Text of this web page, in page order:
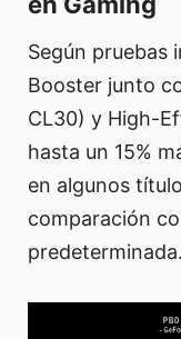
Según pruebas
Booster junto
CL30) y High-
hasta un 15%
en algunos
comparación
predeterminada.